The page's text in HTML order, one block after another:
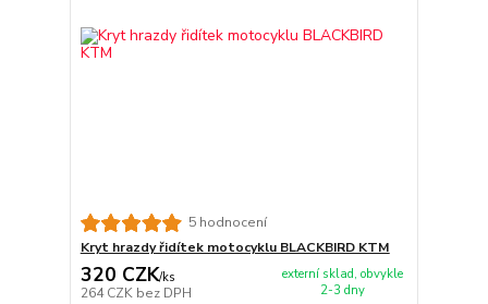
5 hodnocení
Kryt hrazdy řidítek motocyklu BLACKBIRD KTM
320 CZK/ks
264 CZK bez DPH
externí sklad, obvykle
2-3 dny